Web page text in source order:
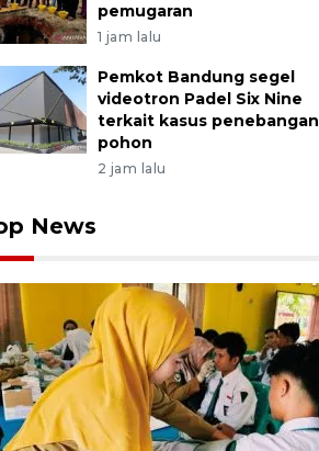
pemugaran
1 jam lalu
Pemkot Bandung segel
videotron Padel Six Nine
terkait kasus penebangan
pohon
2 jam lalu
News